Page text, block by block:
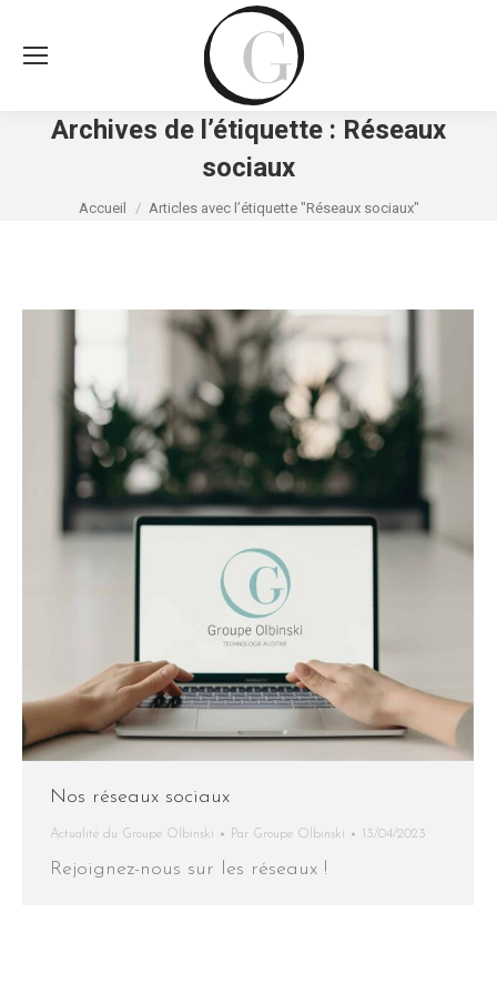
Archives de l’étiquette : Réseaux
sociaux
Vous êtes ici :
Accueil Articles avec l’étiquette "Réseaux sociaux"
Nos réseaux sociaux
Actualité du Groupe Olbinski Par Groupe Olbinski 13/04/2023
Rejoignez-nous sur les réseaux !